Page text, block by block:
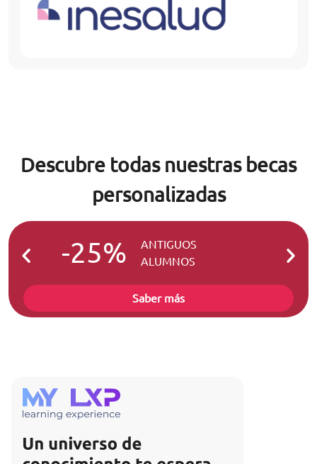
Descubre todas nuestras becas
personalizadas
-25%
ANTIGUOS
ALUMNOS
-
Saber más